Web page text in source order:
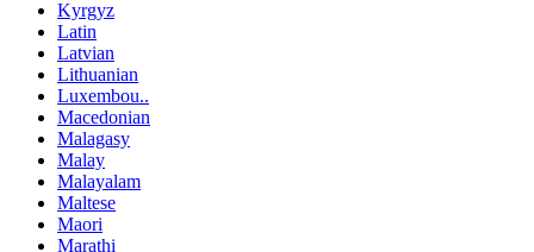
Kyrgyz
Latin
Latvian
Lithuanian
Luxembou..
Macedonian
Malagasy
Malay
Malayalam
Maltese
Maori
Marathi